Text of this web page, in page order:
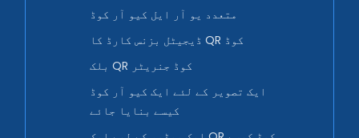
متعدد یو آر ایل کیو آر کوڈ
ڈیجیٹل بزنس کارڈ کا QR کوڈ
بلک QR کوڈ جنریٹر
ایک تصویر کے لئے ایک کیو آر کوڈ
کیسے بنایا جائے